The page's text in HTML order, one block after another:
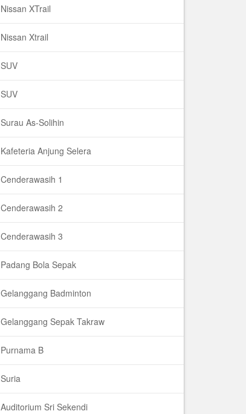
Nissan XTrail
Nissan Xtrail
SUV
SUV
Surau As-Solihin
Kafeteria Anjung Selera
Cenderawasih 1
Cenderawasih 2
Cenderawasih 3
Padang Bola Sepak
Gelanggang Badminton
Gelanggang Sepak Takraw
Purnama B
Suria
Auditorium Sri Sekendi